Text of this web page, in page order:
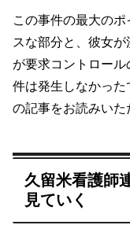
この事件の最大の
スな部分と、彼女
が要求コントロー
件は発生しなかっ
の記事をお読みいた
久留米看護師
見ていく